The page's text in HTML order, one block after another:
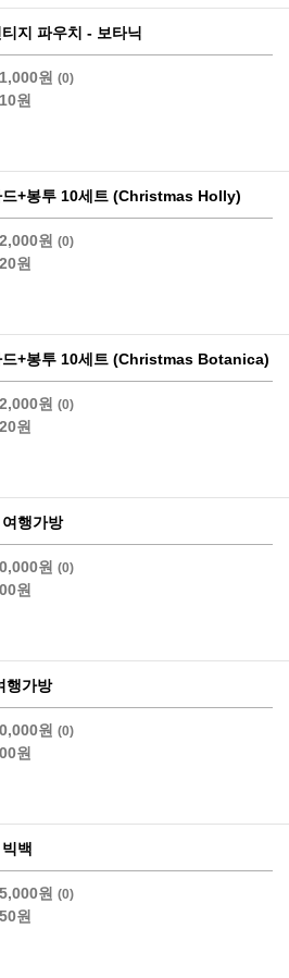
지 파우치 - 보타닉
원 (0)
원
드+봉투 10세트 (Christmas Holly)
원 (0)
원
드+봉투 10세트 (Christmas Botanica)
원 (0)
원
행가방
원 (0)
원
행가방
원 (0)
원
백
원 (0)
원